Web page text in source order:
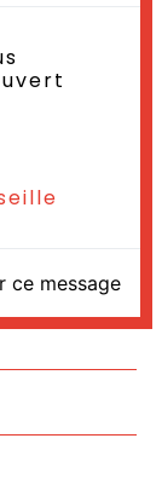
ce message